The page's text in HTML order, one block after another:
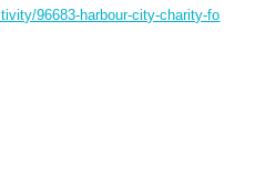
96683-harbour-city-charity-fo